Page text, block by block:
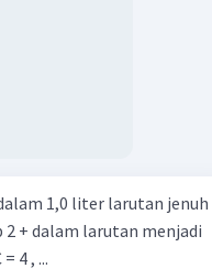
1,0 liter larutan jenuh
2 + dalam larutan menjadi
C = 4 , ...